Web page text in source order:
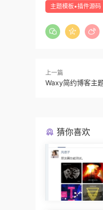
主题模板▪插件源码
上一篇
Waxy简约博客主
猜你喜欢